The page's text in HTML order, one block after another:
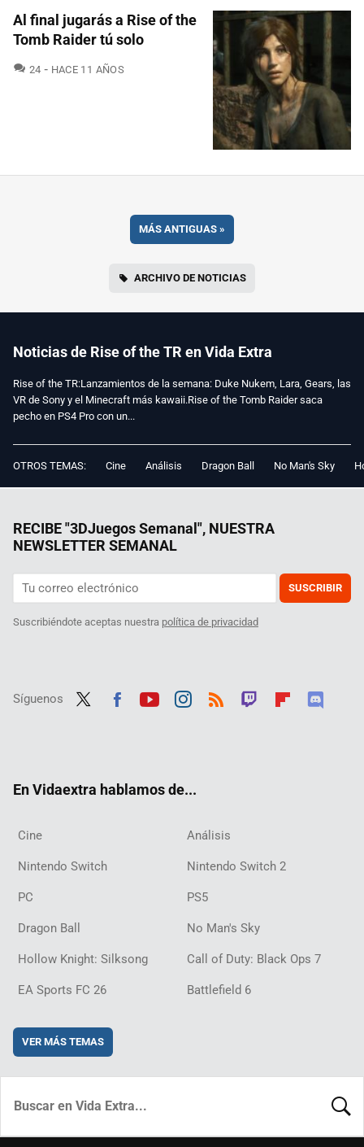
Al final jugarás a Rise of the
Tomb Raider tú solo
24 COMENTARIOS
HACE 11 AÑOS
MÁS ANTIGUAS »
ARCHIVO DE NOTICIAS
Noticias de Rise of the TR en Vida Extra
Rise of the TR:Lanzamientos de la semana: Duke Nukem, Lara, Gears, las
VR de Sony y el Minecraft más kawaii.Rise of the Tomb Raider saca
pecho en PS4 Pro con un...
OTROS TEMAS: Cine Análisis Dragon Ball No Man's Sky
RECIBE "3DJuegos Semanal", NUESTRA
NEWSLETTER SEMANAL
SUSCRIBIR
Suscribiéndote aceptas nuestra política de privacidad
Síguenos
En Vidaextra hablamos de...
Cine Análisis
Nintendo Switch Nintendo Switch 2
PC PS5
Dragon Ball No Man's Sky
Hollow Knight: Silksong Call of Duty: Black Ops 7
EA Sports FC 26 Battlefield 6
VER MÁS TEMAS